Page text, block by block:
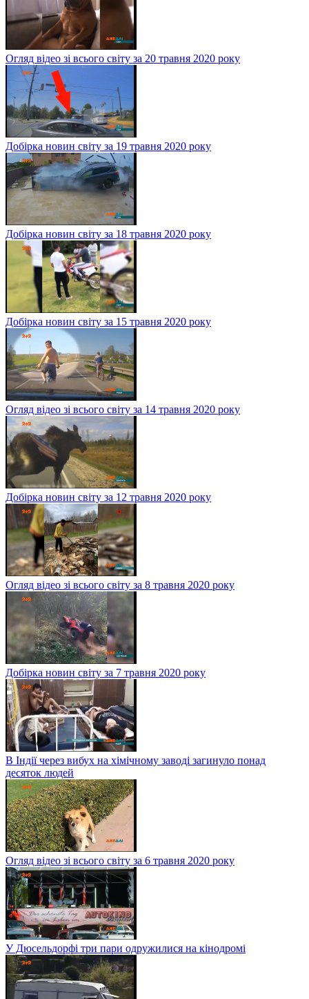
Огляд відео зі всього світу за 20 травня 2020 року
Добірка новин світу за 19 травня 2020 року
Добірка новин світу за 18 травня 2020 року
Добірка новин світу за 15 травня 2020 року
Огляд відео зі всього світу за 14 травня 2020 року
Добірка новин світу за 12 травня 2020 року
Огляд відео зі всього світу за 8 травня 2020 року
Добірка новин світу за 7 травня 2020 року
В Індії через вибух на хімічному заводі загинуло понад
десяток людей
Огляд відео зі всього світу за 6 травня 2020 року
У Дюсельдорфі три пари одружилися на кінодромі